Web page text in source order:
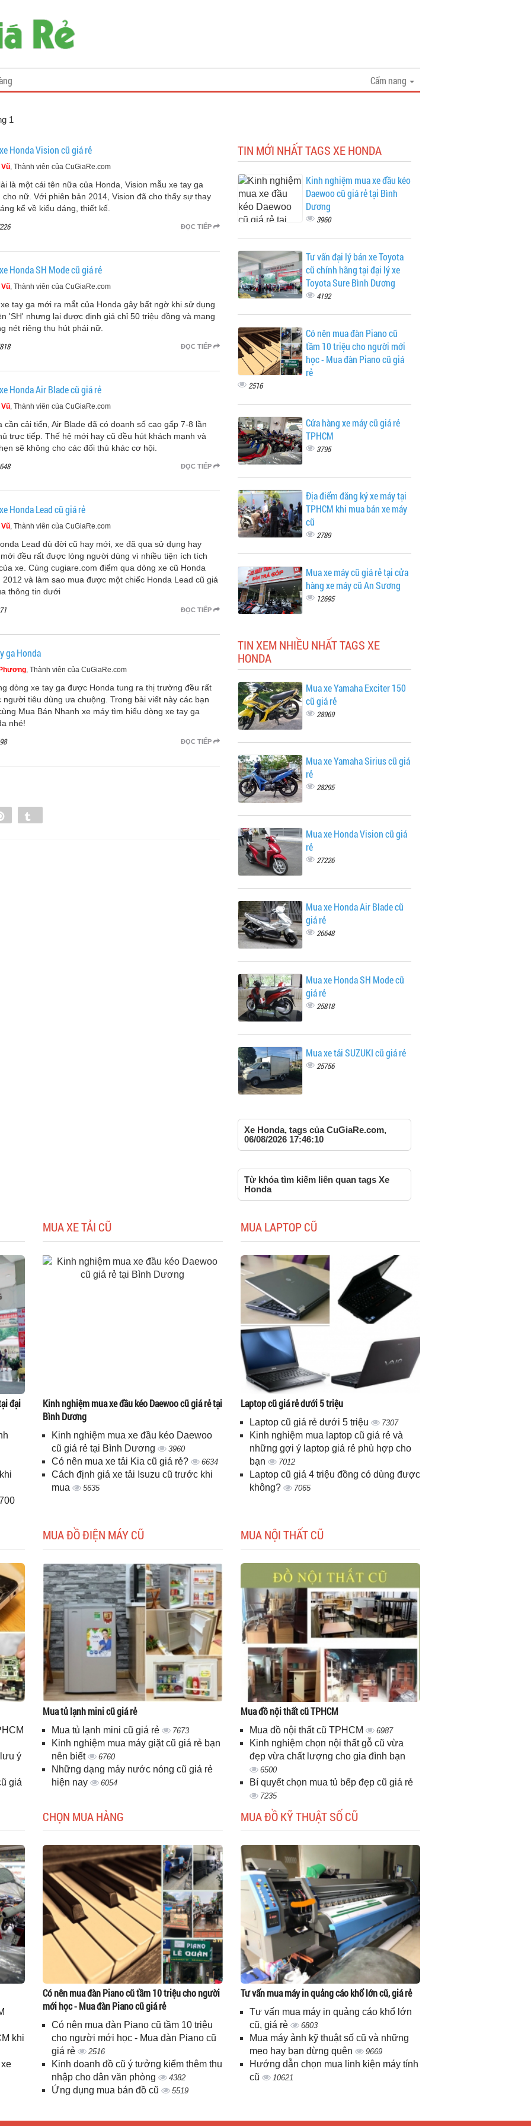
Cẩm nang
1
Honda Vision cũ giá rẻ
, Thành viên của CuGiaRe.com
là một cái tên nữa của Honda, Vision mẫu xe tay ga
cho nữ. Với phiên bản 2014, Vision đã cho thấy sự thay
kể về kiểu dáng, thiết kế.
ĐỌC TIẾP
Honda SH Mode cũ giá rẻ
, Thành viên của CuGiaRe.com
tay ga mới ra mắt của Honda gây bất ngờ khi sử dụng
'SH' nhưng lại được định giá chỉ 50 triệu đồng và mang
nét riêng thu hút phái nữ.
ĐỌC TIẾP
Honda Air Blade cũ giá rẻ
, Thành viên của CuGiaRe.com
cần cải tiến, Air Blade đã có doanh số cao gấp 7-8 lần
trực tiếp. Thế hệ mới hay cũ đều hút khách mạnh và
sẽ không cho các đối thủ khác cơ hội.
ĐỌC TIẾP
Honda Lead cũ giá rẻ
, Thành viên của CuGiaRe.com
Lead dù đời cũ hay mới, xe đã qua sử dụng hay
đều rất được lòng người dùng vì nhiều tiện ích tích
xe. Cùng cugiare.com điểm qua dòng xe cũ Honda
2012 và làm sao mua được một chiếc Honda Lead cũ giá
thông tin dưới
ĐỌC TIẾP
ga Honda
, Thành viên của CuGiaRe.com
dòng xe tay ga được Honda tung ra thị trường đều rất
người tiêu dùng ưa chuộng. Trong bài viết này các bạn
Mua Bán Nhanh xe máy tìm hiểu dòng xe tay ga
nhé!
ĐỌC TIẾP
TIN MỚI NHẤT TAGS XE HONDA
Kinh nghiệm mua xe đầu kéo
Daewoo cũ giá rẻ tại Bình
Dương
3960
Tư vấn đại lý bán xe Toyota
cũ chính hãng tại đại lý xe
Toyota Sure Bình Dương
4192
Có nên mua đàn Piano cũ
tầm 10 triệu cho người mới
học - Mua đàn Piano cũ giá
rẻ
2516
Cửa hàng xe máy cũ giá rẻ
TPHCM
3795
Địa điểm đăng ký xe máy tại
TPHCM khi mua bán xe máy
cũ
2789
Mua xe máy cũ giá rẻ tại cửa
hàng xe máy cũ An Sương
12695
TIN XEM NHIỀU NHẤT TAGS XE
HONDA
Mua xe Yamaha Exciter 150
cũ giá rẻ
28969
Mua xe Yamaha Sirius cũ giá
rẻ
28295
Mua xe Honda Vision cũ giá
rẻ
27226
Mua xe Honda Air Blade cũ
giá rẻ
26648
Mua xe Honda SH Mode cũ
giá rẻ
25818
Mua xe tải SUZUKI cũ giá rẻ
25756
Xe Honda, tags của CuGiaRe.com,
06/08/2026 17:46:10
Từ khóa tìm kiếm liên quan tags Xe
Honda
đại
MUA XE TẢI CŨ
Kinh nghiệm mua xe đầu kéo Daewoo cũ giá rẻ tại
Bình Dương
Kinh nghiệm mua xe đầu kéo Daewoo
cũ giá rẻ tại Bình Dương
3960
Có nên mua xe tải Kia cũ giá rẻ? 6634
Cách định giá xe tải Isuzu cũ trước khi
mua
5635
MUA LAPTOP CŨ
Laptop cũ giá rẻ dưới 5 triệu
Laptop cũ giá rẻ dưới 5 triệu 7307
Kinh nghiệm mua laptop cũ giá rẻ và
những gợi ý laptop giá rẻ phù hợp cho
bạn
7012
Laptop cũ giá 4 triệu đồng có dùng được
không?
7065
ý
giá
MUA ĐỒ ĐIỆN MÁY CŨ
Mua tủ lạnh mini cũ giá rẻ
Mua tủ lạnh mini cũ giá rẻ 7673
Kinh nghiệm mua máy giặt cũ giá rẻ bạn
nên biết
6760
Những dạng máy nước nóng cũ giá rẻ
hiện nay
6054
MUA NỘI THẤT CŨ
Mua đồ nội thất cũ TPHCM
Mua đồ nội thất cũ TPHCM 6987
Kinh nghiệm chọn nội thất gỗ cũ vừa
đẹp vừa chất lượng cho gia đình bạn
6500
Bí quyết chọn mua tủ bếp đẹp cũ giá rẻ
7235
khi
CHỌN MUA HÀNG
Có nên mua đàn Piano cũ tầm 10 triệu cho người
mới học - Mua đàn Piano cũ giá rẻ
Có nên mua đàn Piano cũ tầm 10 triệu
cho người mới học - Mua đàn Piano cũ
giá rẻ
2516
Kinh doanh đồ cũ ý tưởng kiểm thêm thu
nhập cho dân văn phòng
4382
Ứng dụng mua bán đồ cũ 5519
MUA ĐỒ KỸ THUẬT SỐ CŨ
Tư vấn mua máy in quảng cáo khổ lớn cũ, giá rẻ
Tư vấn mua máy in quảng cáo khổ lớn
cũ, giá rẻ
6803
Mua máy ảnh kỹ thuật số cũ và những
mẹo hay bạn đừng quên
9669
Hướng dẫn chọn mua linh kiện máy tính
cũ
10621